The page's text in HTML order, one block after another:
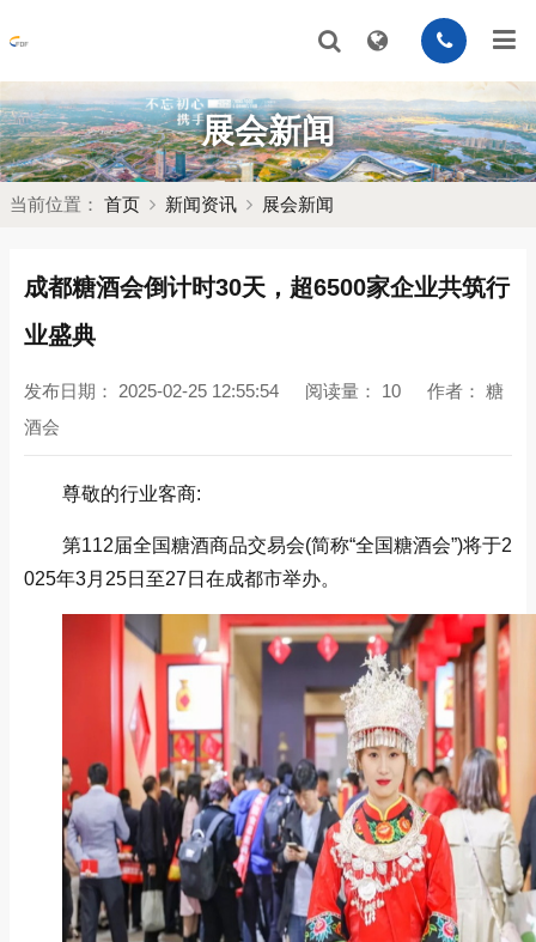
展会新闻
当前位置： 首页 新闻资讯 展会新闻
成都糖酒会倒计时30天，超6500家企业共筑行
业盛典
发布日期： 2025-02-25 12:55:54 阅读量： 10 作者： 糖
酒会
尊敬的行业客商:
第112届全国糖酒商品交易会(简称“全国糖酒会”)将于2
025年3月25日至27日在成都市举办。